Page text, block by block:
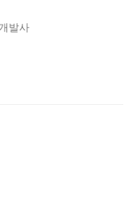
발사